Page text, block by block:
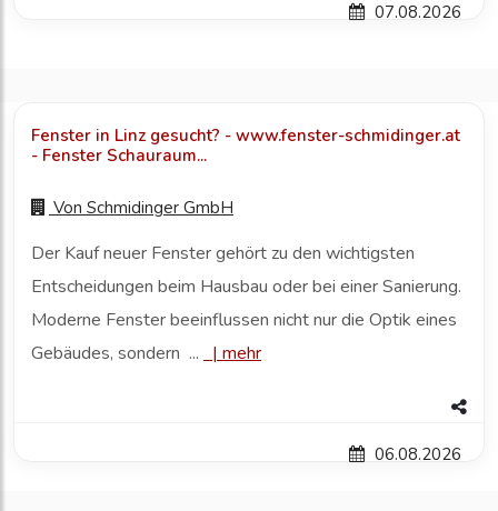
07.08.2026
Fenster in Linz gesucht? - www.fenster-schmidinger.at
- Fenster Schauraum...
Von Schmidinger GmbH
Der Kauf neuer Fenster gehört zu den wichtigsten
Entscheidungen beim Hausbau oder bei einer Sanierung.
Moderne Fenster beeinflussen nicht nur die Optik eines
Gebäudes, sondern ...
| mehr
06.08.2026